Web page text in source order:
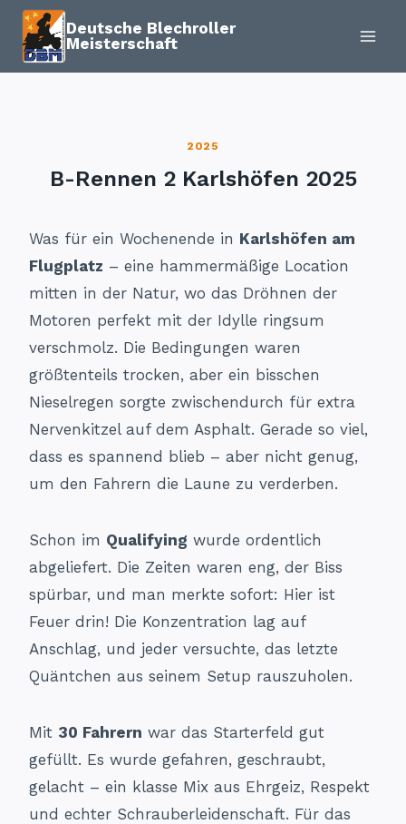
Zum
Inhalt
springen
Deutsche Blechroller
Meisterschaft
2025
B-Rennen 2 Karlshöfen 2025
Was für ein Wochenende in Karlshöfen am
Flugplatz – eine hammermäßige Location
mitten in der Natur, wo das Dröhnen der
Motoren perfekt mit der Idylle ringsum
verschmolz. Die Bedingungen waren
größtenteils trocken, aber ein bisschen
Nieselregen sorgte zwischendurch für extra
Nervenkitzel auf dem Asphalt. Gerade so viel,
dass es spannend blieb – aber nicht genug,
um den Fahrern die Laune zu verderben.
Schon im Qualifying wurde ordentlich
abgeliefert. Die Zeiten waren eng, der Biss
spürbar, und man merkte sofort: Hier ist
Feuer drin! Die Konzentration lag auf
Anschlag, und jeder versuchte, das letzte
Quäntchen aus seinem Setup rauszuholen.
Mit 30 Fahrern war das Starterfeld gut
gefüllt. Es wurde gefahren, geschraubt,
gelacht – ein klasse Mix aus Ehrgeiz, Respekt
und echter Schrauberleidenschaft. Für das